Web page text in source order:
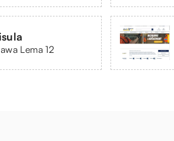
Lema 12